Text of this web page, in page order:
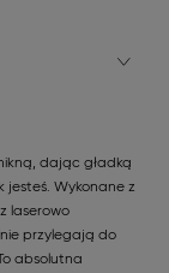
dając gładką
jesteś. Wykonane z
laserowo
przylegają do
absolutna